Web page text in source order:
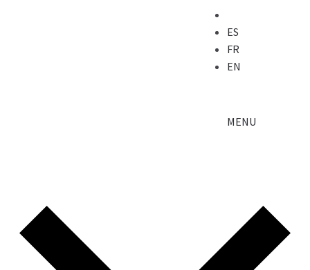
ES
FR
EN
MENU